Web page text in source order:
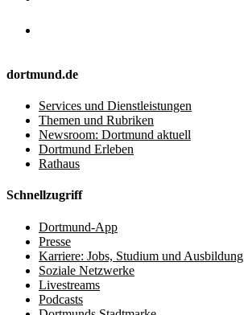
dortmund.de
Services und Dienstleistungen
Themen und Rubriken
Newsroom: Dortmund aktuell
Dortmund Erleben
Rathaus
Schnellzugriff
Dortmund-App
Presse
Karriere: Jobs, Studium und Ausbildung
Soziale Netzwerke
Livestreams
Podcasts